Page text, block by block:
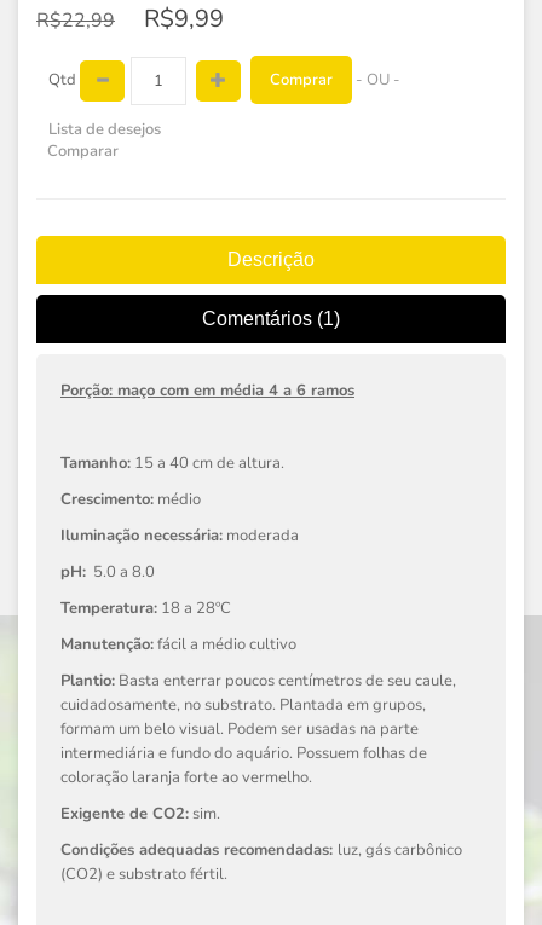
R$22,99 R$9,99
Qtd Comprar - OU -
Lista de desejos
Comparar
Descrição
Comentários (1)
Porção: maço com em média 4 a 6 ramos
Tamanho: 15 a 40 cm de altura.
Crescimento: médio
Iluminação necessária: moderada
pH: 5.0 a 8.0
Temperatura: 18 a 28ºC
Manutenção:fácil a médio cultivo
Plantio: Basta enterrar poucos centímetros de seu caule,
cuidadosamente, no substrato. Plantada em grupos,
formam um belo visual. Podem ser usadas na parte
intermediária e fundo do aquário. Possuem folhas de
coloração laranja forte ao vermelho.
Exigente de CO2: sim.
Condições adequadas recomendadas: luz, gás carbônico
(CO2) e substrato fértil.